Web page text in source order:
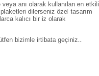
anı olarak kullanılan en etkili
dilerseniz özel tasarım
kalıcı bir iz olarak
bizimle irtibata geçiniz..